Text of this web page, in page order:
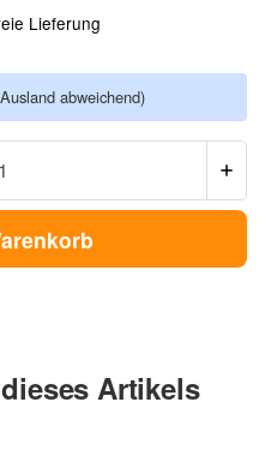
Lieferung
abweichend)
Artikels